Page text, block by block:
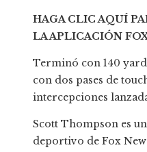
HAGA CLIC AQUÍ
LA APLICACIÓN
Terminó con 140
con dos pases de
intercepciones
Scott Thompson es
deportivo de Fox